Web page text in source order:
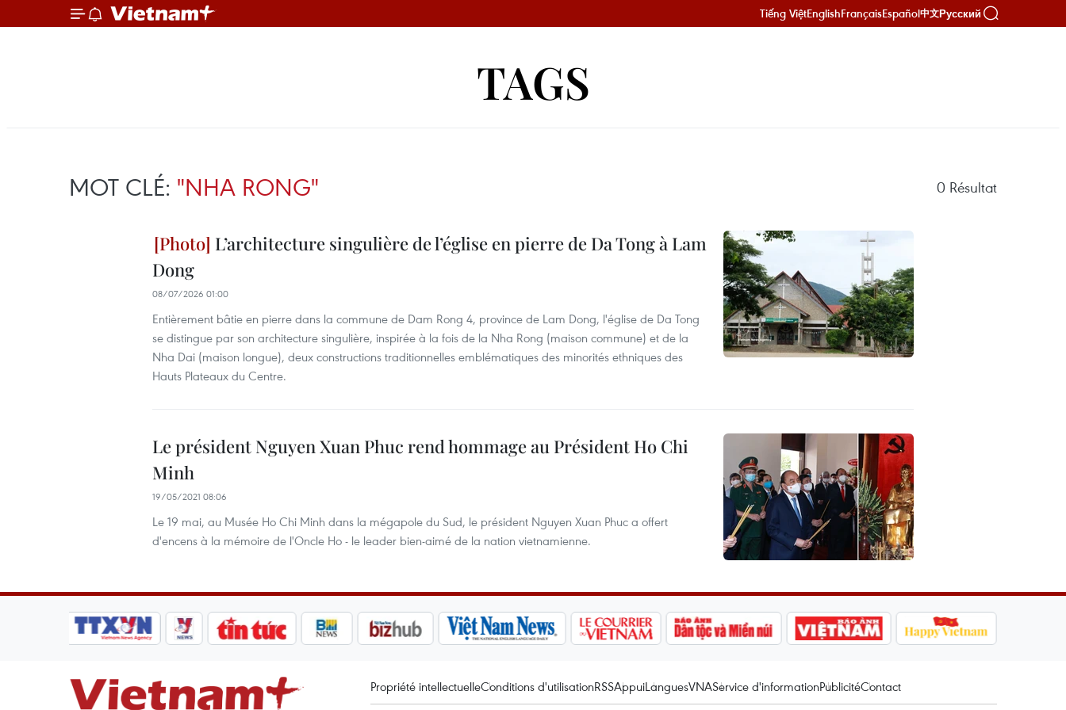
Tiếng ViệtEnglishFrançaisEspañol中文Русский
TAGS
MOT CLÉ: "NHA RONG" 0 Résultat
L’architecture singulière de l’église en pierre de Da Tong à Lam
Dong
08/07/2026 01:00
Entièrement bâtie en pierre dans la commune de Dam Rong 4, province de Lam Dong, l'église de Da Tong
se distingue par son architecture singulière, inspirée à la fois de la Nha Rong (maison commune) et de la
Nha Dai (maison longue), deux constructions traditionnelles emblématiques des minorités ethniques des
Hauts Plateaux du Centre.
Le président Nguyen Xuan Phuc rend hommage au Président Ho Chi
Minh
19/05/2021 08:06
Le 19 mai, au Musée Ho Chi Minh dans la mégapole du Sud, le président Nguyen Xuan Phuc a offert
d'encens à la mémoire de l'Oncle Ho - le leader bien-aimé de la nation vietnamienne.
Propriété intellectuelleConditions d'utilisationRSSAppuiLanguesVNAService d'informationPublicitéContact